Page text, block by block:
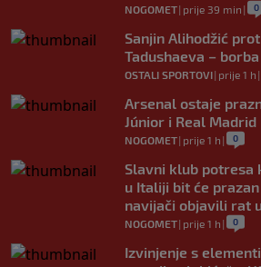
NOGOMET| prije 39 min | 0
Sanjin Alihodžić
Tadushaeva –
OSTALI SPORTOVI| prije 1 h |
Arsenal ostaje
Júnior i Real
NOGOMET| prije 1 h | 0
Slavni klub potresa
u Italiji bit će
navijači objavili rat
NOGOMET| prije 1 h | 0
Izvinjenje s